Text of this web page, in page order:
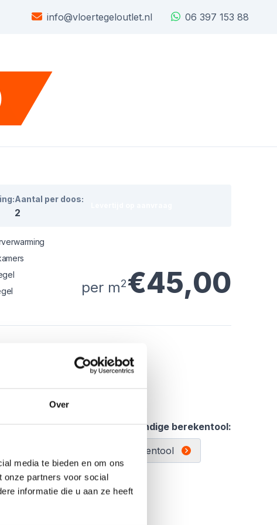
Over
media te bieden en om ons
onze partners voor social
informatie die u aan ze heeft
info@vloertegeloutlet.nl 06 397 153 88
Aantal per doos:
2
per m2€45,00
met deze prachtige tegels.
afbeeldingen.
leverbaar.
Gebruik de handige berekentool:
Berekentool